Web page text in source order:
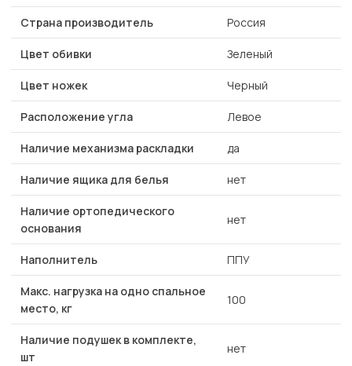
Страна производитель Россия
Цвет обивки Зеленый
Цвет ножек Черный
Расположение угла Левое
Наличие механизма раскладки да
Наличие ящика для белья нет
Наличие ортопедического
основания
нет
Наполнитель ППУ
Макс. нагрузка на одно спальное
место, кг
100
Наличие подушек в комплекте,
шт
нет